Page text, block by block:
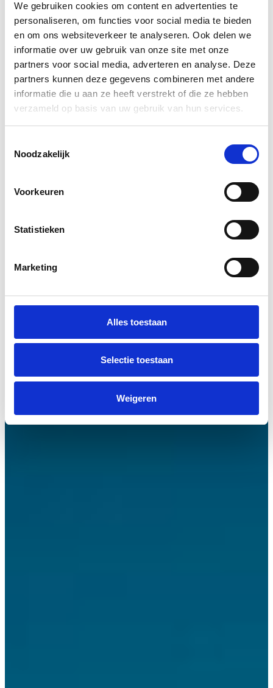
We gebruiken cookies om content en advertenties te
personaliseren, om functies voor social media te bieden
en om ons websiteverkeer te analyseren. Ook delen we
informatie over uw gebruik van onze site met onze
partners voor social media, adverteren en analyse. Deze
partners kunnen deze gegevens combineren met andere
informatie die u aan ze heeft verstrekt of die ze hebben
verzameld op basis van uw gebruik van hun services.
Noodzakelijk
Voorkeuren
Statistieken
Marketing
Alles toestaan
Selectie toestaan
Weigeren